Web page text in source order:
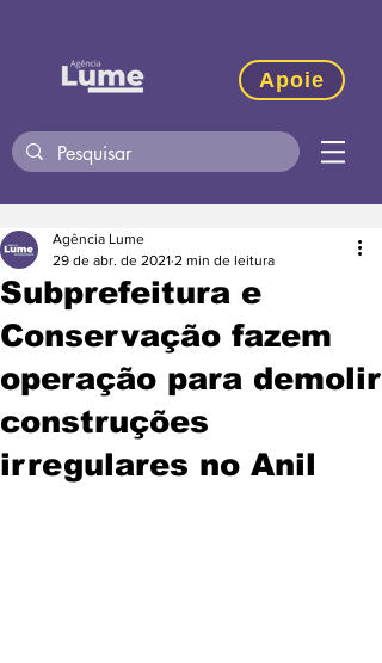
Apoie
Subprefeitura e
Conservação fazem
operação para demolir
construções
irregulares no Anil
Agência Lume
29 de abr. de 2021 2 min de leitura